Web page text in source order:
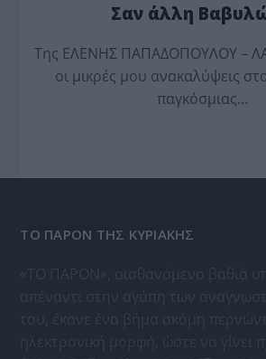
Σαν άλλη
Της ΕΛΕΝΗΣ ΠΑΠΑΔΟΠΟΥΛΟΥ –
οι μικρές μου ανακαλύψεις
παγκόσμιας…
ΤΟ ΠΑΡΟΝ ΤΗΣ ΚΥΡΙΑΚΗΣ